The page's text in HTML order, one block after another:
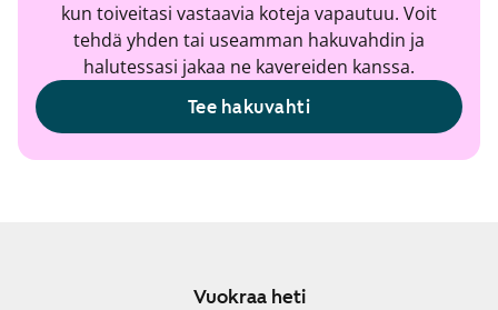
kun toiveitasi vastaavia koteja vapautuu. Voit
tehdä yhden tai useamman hakuvahdin ja
halutessasi jakaa ne kavereiden kanssa.
Tee hakuvahti
Vuokraa heti